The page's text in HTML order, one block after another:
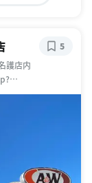
護店内
5